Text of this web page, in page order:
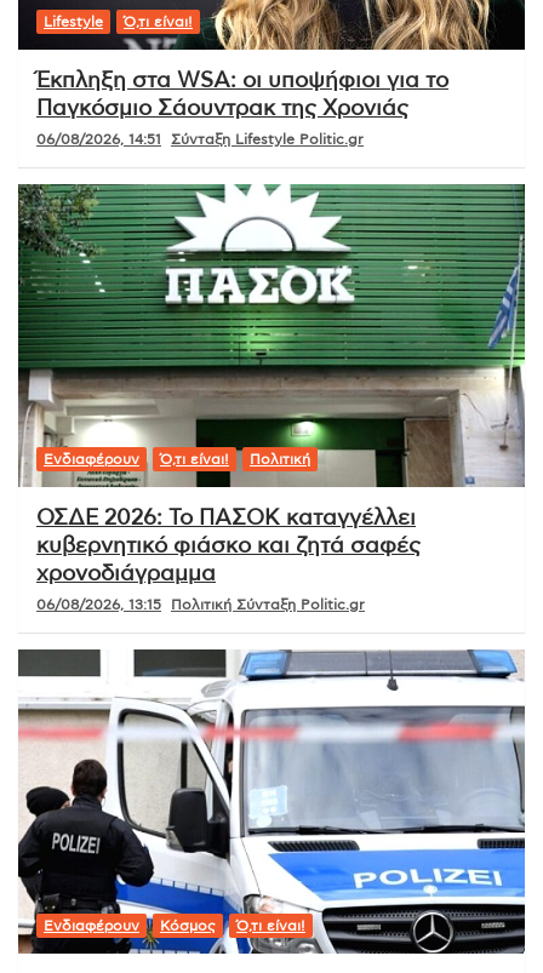
Lifestyle Ό,τι είναι!
Έκπληξη στα WSA: οι υποψήφιοι για το
Παγκόσμιο Σάουντρακ της Χρονιάς
06/08/2026, 14:51 Σύνταξη Lifestyle Politic.gr
Ενδιαφέρουν Ό,τι είναι! Πολιτική
ΟΣΔΕ 2026: Το ΠΑΣΟΚ καταγγέλλει
κυβερνητικό φιάσκο και ζητά σαφές
χρονοδιάγραμμα
06/08/2026, 13:15 Πολιτική Σύνταξη Politic.gr
Ενδιαφέρουν Κόσμος Ό,τι είναι!